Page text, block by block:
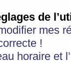
de
mes
!
horaire et